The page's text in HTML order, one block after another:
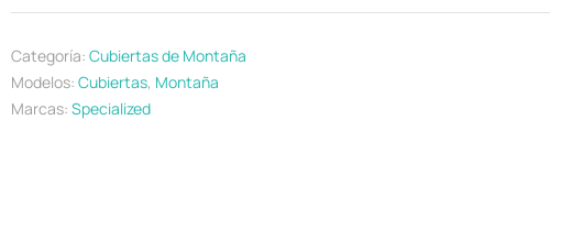
Categoría: Cubiertas de Montaña
Modelos: Cubiertas, Montaña
Marcas: Specialized